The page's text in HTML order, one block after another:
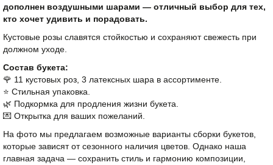
дополнен воздушными шарами — отличный выбор для тех,
кто хочет удивить и порадовать.
Кустовые розы славятся стойкостью и сохраняют свежесть при
должном уходе.
Состав букета:
🌹 11 кустовых роз, 3 латексных шара в ассортименте.
⭐️ Стильная упаковка.
🌿 Подкормка для продления жизни букета.
💌 Открытка для ваших пожеланий.
На фото мы предлагаем возможные варианты сборки букетов,
которые зависят от сезонного наличия цветов. Однако наша
главная задача — сохранить стиль и гармонию композиции,